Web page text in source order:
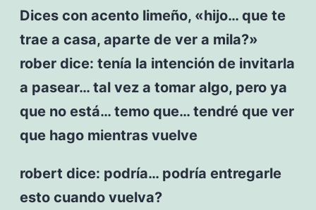
Dices con acento limeño, «hijo… que te
trae a casa, aparte de ver a mila?»
rober dice: tenía la intención de invitarla
a pasear… tal vez a tomar algo, pero ya
que no está… temo que… tendré que ver
que hago mientras vuelve
robert dice: podría… podría entregarle
esto cuando vuelva?